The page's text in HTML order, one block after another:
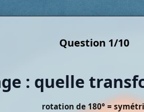
Question 1/10
: quelle
rotation de 180° =